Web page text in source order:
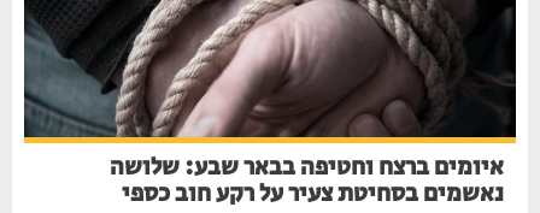
איומים ברצח וחטיפה בבאר שבע: שלושה
נאשמים בסחיטת צעיר על רקע חוב כספי